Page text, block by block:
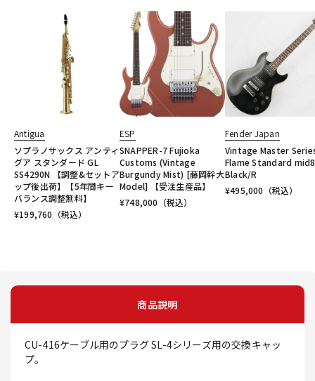
Antigua
ソプラノサックス アンティ
グア スタンダード GL
SS4290N 【調整&セットア
ップ後出荷】【5年間キー
バランス調整無料】
¥199,760 （税込）
ESP
SNAPPER-7 Fujioka
Customs (Vintage
Burgundy Mist) [藤岡幹大
Model] 【受注生産品】
¥748,000 （税込）
Fender Japan
Vintage Master
Flame Standard
Black/R
¥495,000 （税込）
商品説明
CU-416ケーブル用のプラグ SL-4シリーズ用の交換キャッ
プ。